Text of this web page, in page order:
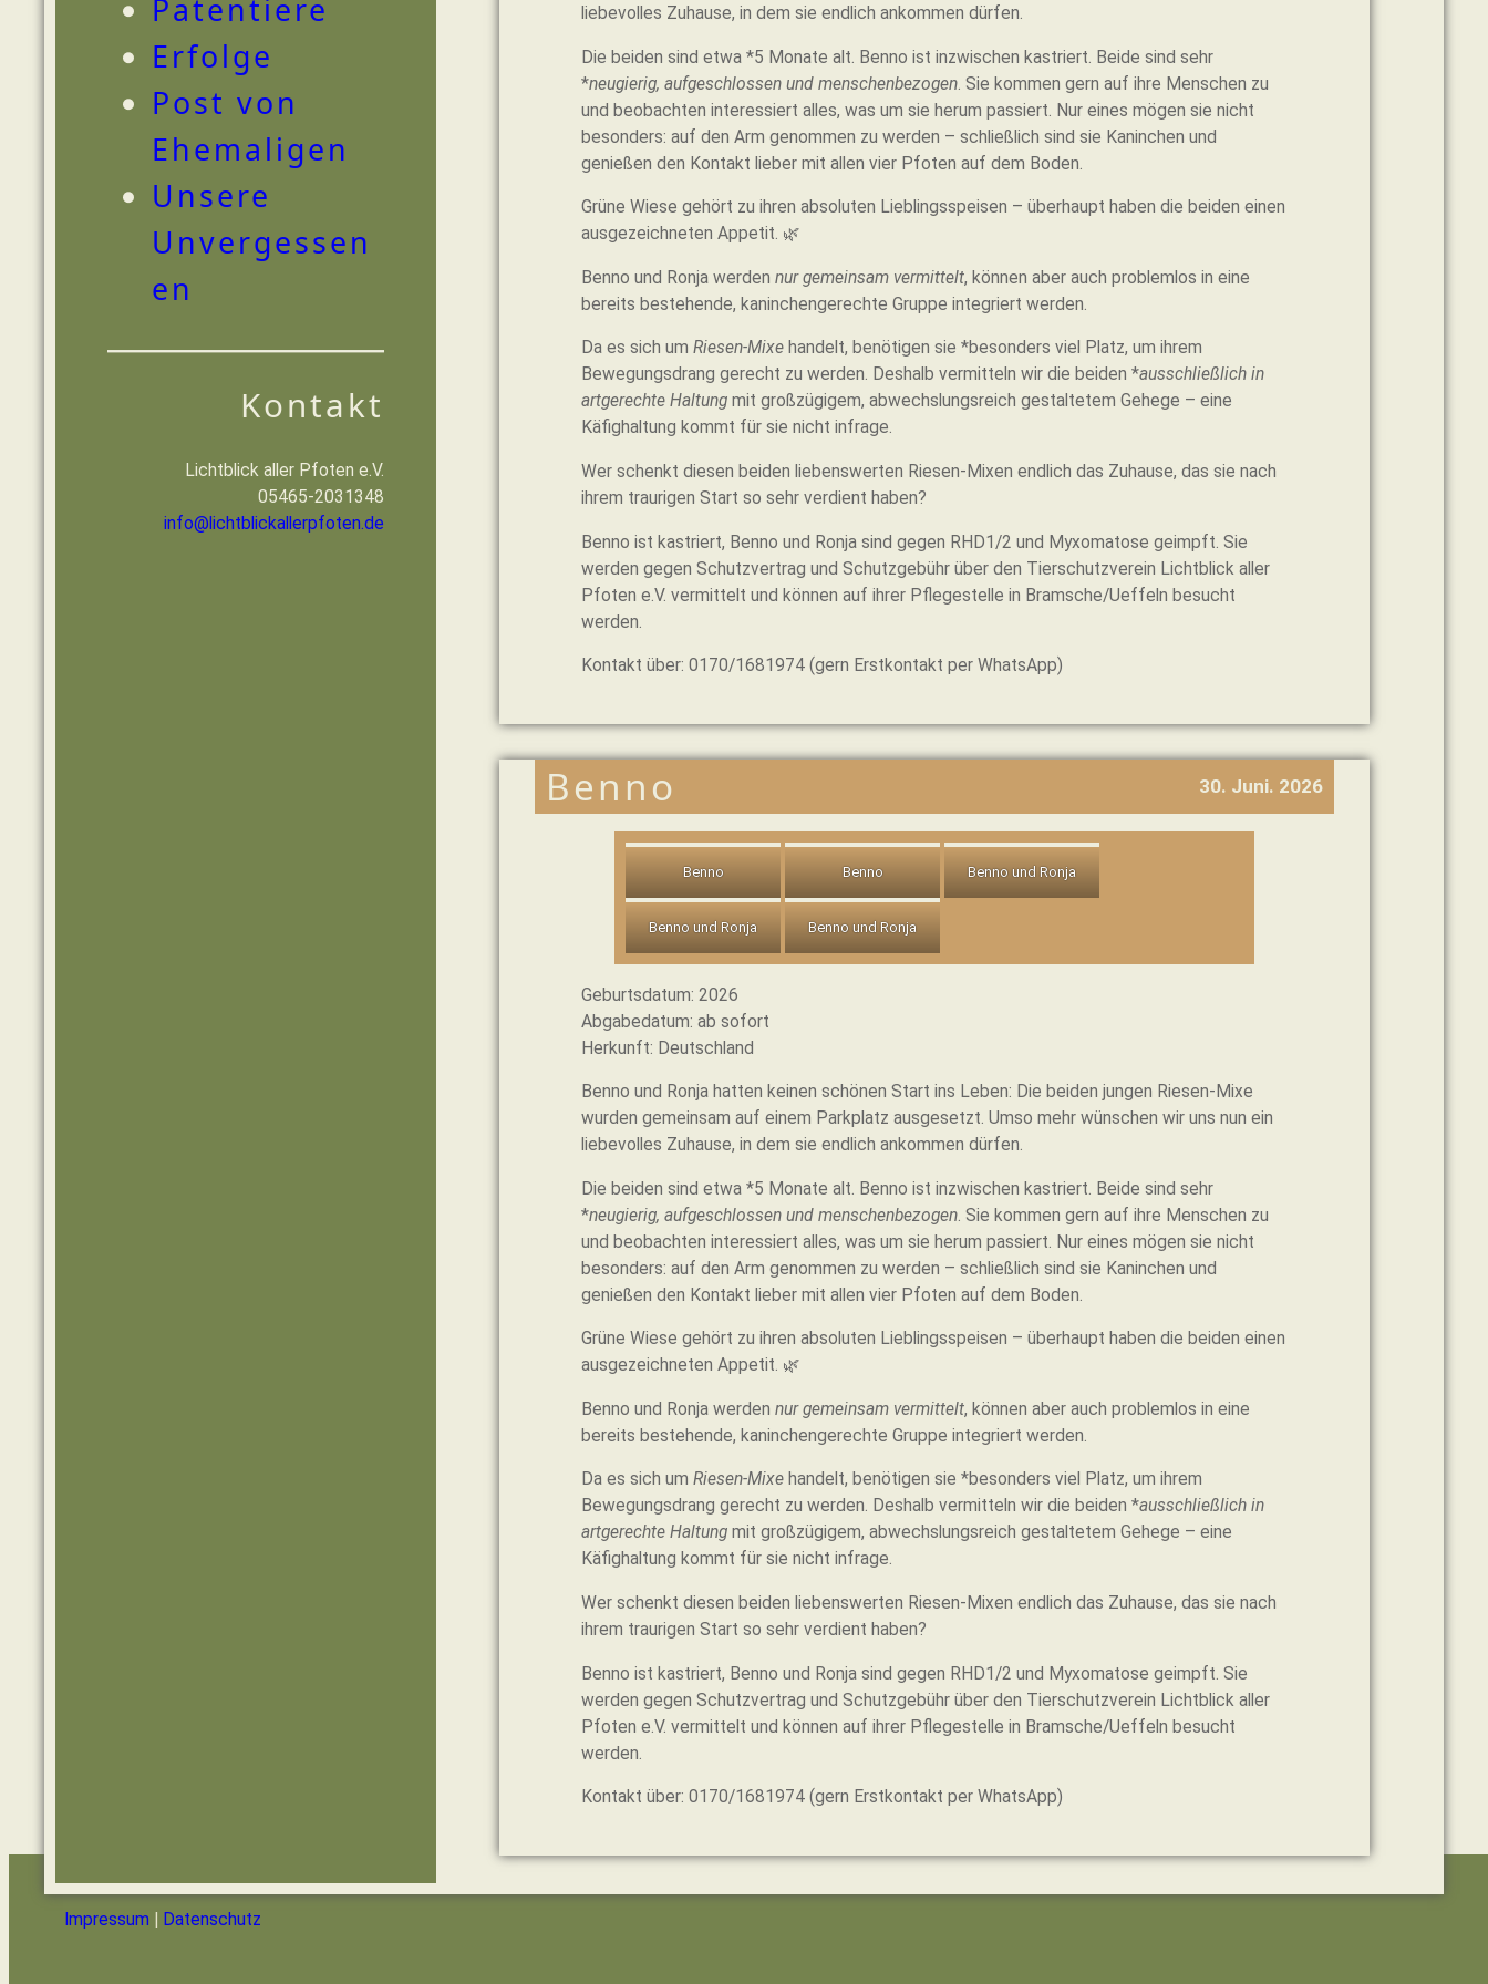
Patentiere
Erfolge
Post von
Ehemaligen
Unsere
Unvergessen
en
Kontakt
Lichtblick aller Pfoten e.V.
05465-2031348
info@lichtblickallerpfoten.de
liebevolles Zuhause, in dem sie endlich ankommen dürfen.
Die beiden sind etwa *5 Monate alt. Benno ist inzwischen kastriert. Beide sind sehr
*neugierig, aufgeschlossen und menschenbezogen . Sie kommen gern auf ihre Menschen zu
und beobachten interessiert alles, was um sie herum passiert. Nur eines mögen sie nicht
besonders: auf den Arm genommen zu werden – schließlich sind sie Kaninchen und
genießen den Kontakt lieber mit allen vier Pfoten auf dem Boden.
Grüne Wiese gehört zu ihren absoluten Lieblingsspeisen – überhaupt haben die beiden einen
ausgezeichneten Appetit. 🌿
Benno und Ronja werdennur gemeinsam vermittelt, können aber auch problemlos in eine
bereits bestehende, kaninchengerechte Gruppe integriert werden.
Da es sich umRiesen-Mixe handelt, benötigen sie *besonders viel Platz, um ihrem
Bewegungsdrang gerecht zu werden. Deshalb vermitteln wir die beiden *ausschließlich in
artgerechte Haltung mit großzügigem, abwechslungsreich gestaltetem Gehege – eine
Käfighaltung kommt für sie nicht infrage.
Wer schenkt diesen beiden liebenswerten Riesen-Mixen endlich das Zuhause, das sie nach
ihrem traurigen Start so sehr verdient haben?
Benno ist kastriert, Benno und Ronja sind gegen RHD1/2 und Myxomatose geimpft. Sie
werden gegen Schutzvertrag und Schutzgebühr über den Tierschutzverein Lichtblick aller
Pfoten e.V. vermittelt und können auf ihrer Pflegestelle in Bramsche/Ueffeln besucht
werden.
Kontakt über: 0170/1681974 (gern Erstkontakt per WhatsApp)
Benno 30. Juni. 2026
Benno Benno Benno und Ronja
Benno und Ronja Benno und Ronja
Geburtsdatum: 2026
Abgabedatum: ab sofort
Herkunft: Deutschland
Benno und Ronja hatten keinen schönen Start ins Leben: Die beiden jungen Riesen-Mixe
wurden gemeinsam auf einem Parkplatz ausgesetzt. Umso mehr wünschen wir uns nun ein
liebevolles Zuhause, in dem sie endlich ankommen dürfen.
Die beiden sind etwa *5 Monate alt. Benno ist inzwischen kastriert. Beide sind sehr
*neugierig, aufgeschlossen und menschenbezogen. Sie kommen gern auf ihre Menschen zu
und beobachten interessiert alles, was um sie herum passiert. Nur eines mögen sie nicht
besonders: auf den Arm genommen zu werden – schließlich sind sie Kaninchen und
genießen den Kontakt lieber mit allen vier Pfoten auf dem Boden.
Grüne Wiese gehört zu ihren absoluten Lieblingsspeisen – überhaupt haben die beiden einen
ausgezeichneten Appetit. 🌿
Benno und Ronja werdennur gemeinsam vermittelt, können aber auch problemlos in eine
bereits bestehende, kaninchengerechte Gruppe integriert werden.
Da es sich umRiesen-Mixe handelt, benötigen sie *besonders viel Platz, um ihrem
Bewegungsdrang gerecht zu werden. Deshalb vermitteln wir die beiden *ausschließlich in
artgerechte Haltung mit großzügigem, abwechslungsreich gestaltetem Gehege – eine
Käfighaltung kommt für sie nicht infrage.
Wer schenkt diesen beiden liebenswerten Riesen-Mixen endlich das Zuhause, das sie nach
ihrem traurigen Start so sehr verdient haben?
Benno ist kastriert, Benno und Ronja sind gegen RHD1/2 und Myxomatose geimpft. Sie
werden gegen Schutzvertrag und Schutzgebühr über den Tierschutzverein Lichtblick aller
Pfoten e.V. vermittelt und können auf ihrer Pflegestelle in Bramsche/Ueffeln besucht
werden.
Kontakt über: 0170/1681974 (gern Erstkontakt per WhatsApp)
Impressum Datenschutz